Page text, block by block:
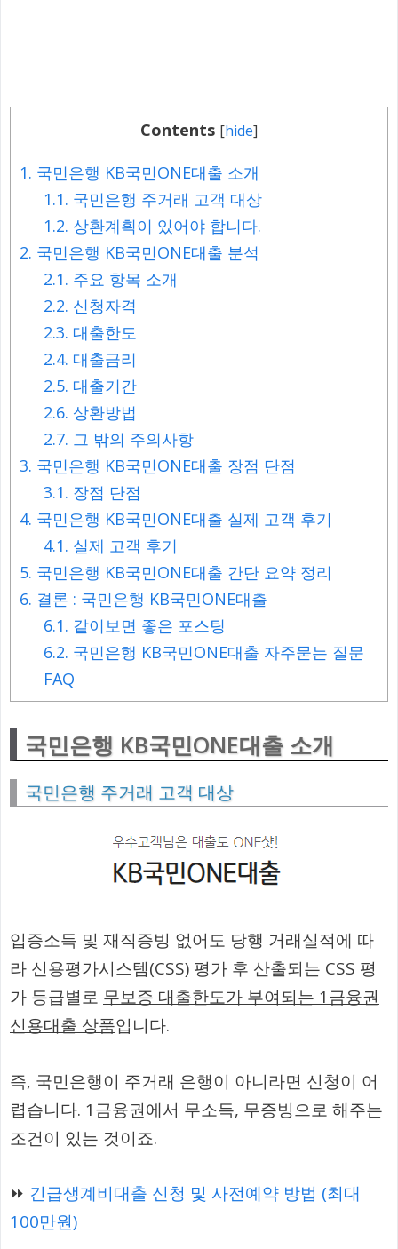
Contents [hide]
1. 국민은행 KB국민ONE대출 소개
1.1. 국민은행 주거래 고객 대상
1.2. 상환계획이 있어야 합니다.
2. 국민은행 KB국민ONE대출 분석
2.1. 주요 항목 소개
2.2. 신청자격
2.3. 대출한도
2.4. 대출금리
2.5. 대출기간
2.6. 상환방법
2.7. 그 밖의 주의사항
3. 국민은행 KB국민ONE대출 장점 단점
3.1. 장점 단점
4. 국민은행 KB국민ONE대출 실제 고객 후기
4.1. 실제 고객 후기
5. 국민은행 KB국민ONE대출 간단 요약 정리
6. 결론 : 국민은행 KB국민ONE대출
6.1. 같이보면 좋은 포스팅
6.2. 국민은행 KB국민ONE대출 자주묻는 질문
FAQ
국민은행 KB국민ONE대출 소개
국민은행 주거래 고객 대상
입증소득 및 재직증빙 없어도 당행 거래실적에 따
라 신용평가시스템(CSS) 평가 후 산출되는 CSS 평
가 등급별로 무보증 대출한도가 부여되는 1금융권
신용대출 상품입니다.
즉, 국민은행이 주거래 은행이 아니라면 신청이 어
렵습니다. 1금융권에서 무소득, 무증빙으로 해주는
조건이 있는 것이죠.
⏩ 긴급생계비대출 신청 및 사전예약 방법 (최대
100만원)